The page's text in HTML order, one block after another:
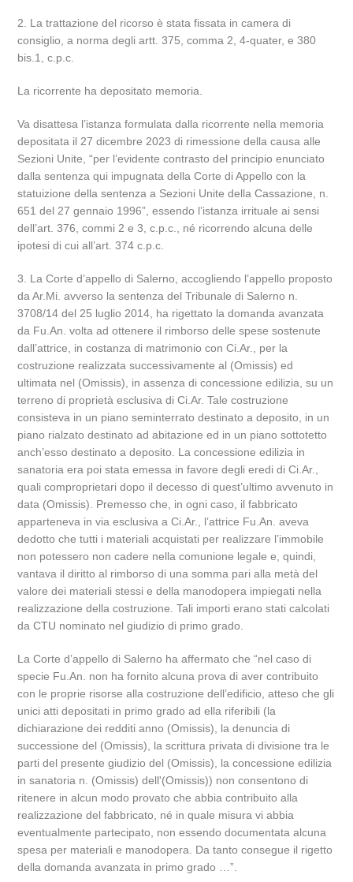
2. La trattazione del ricorso è stata fissata in camera di
consiglio, a norma degli artt. 375, comma 2, 4-quater, e 380
bis.1, c.p.c.
La ricorrente ha depositato memoria.
Va disattesa l’istanza formulata dalla ricorrente nella memoria
depositata il 27 dicembre 2023 di rimessione della causa alle
Sezioni Unite, “per l’evidente contrasto del principio enunciato
dalla sentenza qui impugnata della Corte di Appello con la
statuizione della sentenza a Sezioni Unite della Cassazione, n.
651 del 27 gennaio 1996”, essendo l’istanza irrituale ai sensi
dell’art. 376, commi 2 e 3, c.p.c., né ricorrendo alcuna delle
ipotesi di cui all’art. 374 c.p.c.
3. La Corte d’appello di Salerno, accogliendo l’appello proposto
da Ar.Mi. avverso la sentenza del Tribunale di Salerno n.
3708/14 del 25 luglio 2014, ha rigettato la domanda avanzata
da Fu.An. volta ad ottenere il rimborso delle spese sostenute
dall’attrice, in costanza di matrimonio con Ci.Ar., per la
costruzione realizzata successivamente al (Omissis) ed
ultimata nel (Omissis), in assenza di concessione edilizia, su un
terreno di proprietà esclusiva di Ci.Ar. Tale costruzione
consisteva in un piano seminterrato destinato a deposito, in un
piano rialzato destinato ad abitazione ed in un piano sottotetto
anch’esso destinato a deposito. La concessione edilizia in
sanatoria era poi stata emessa in favore degli eredi di Ci.Ar.,
quali comproprietari dopo il decesso di quest’ultimo avvenuto in
data (Omissis). Premesso che, in ogni caso, il fabbricato
apparteneva in via esclusiva a Ci.Ar., l’attrice Fu.An. aveva
dedotto che tutti i materiali acquistati per realizzare l’immobile
non potessero non cadere nella comunione legale e, quindi,
vantava il diritto al rimborso di una somma pari alla metà del
valore dei materiali stessi e della manodopera impiegati nella
realizzazione della costruzione. Tali importi erano stati calcolati
da CTU nominato nel giudizio di primo grado.
La Corte d’appello di Salerno ha affermato che “nel caso di
specie Fu.An. non ha fornito alcuna prova di aver contribuito
con le proprie risorse alla costruzione dell’edificio, atteso che gli
unici atti depositati in primo grado ad ella riferibili (la
dichiarazione dei redditi anno (Omissis), la denuncia di
successione del (Omissis), la scrittura privata di divisione tra le
parti del presente giudizio del (Omissis), la concessione edilizia
in sanatoria n. (Omissis) dell'(Omissis)) non consentono di
ritenere in alcun modo provato che abbia contribuito alla
realizzazione del fabbricato, né in quale misura vi abbia
eventualmente partecipato, non essendo documentata alcuna
spesa per materiali e manodopera. Da tanto consegue il rigetto
della domanda avanzata in primo grado …”.